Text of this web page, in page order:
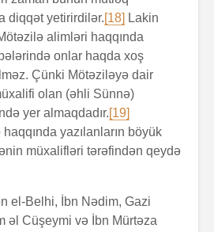
diqqət yetirirdilər.[18] Lakin
alimləri haqqında
onlar haqda xoş
Çünki Mötəziləyə dair
olan (əhli Sünnə)
yer almaqdadır.[19]
yazılanların böyük
müxalifləri tərəfindən qeydə
el-Belhi, İbn Nədim, Gazi
əl Cüşeymi və İbn Mürtəza